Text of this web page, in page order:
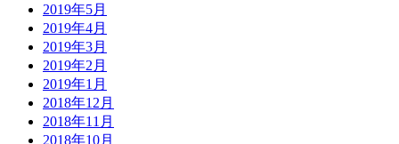
2019年5月
2019年4月
2019年3月
2019年2月
2019年1月
2018年12月
2018年11月
2018年10月